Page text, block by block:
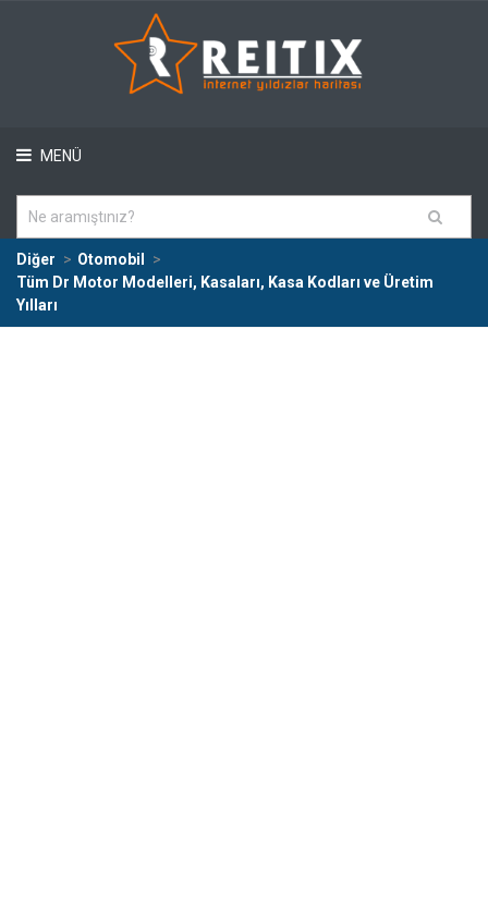
MENÜ
Diğer
Otomobil
Tüm Dr Motor Modelleri, Kasaları, Kasa Kodları ve Üretim
Yılları